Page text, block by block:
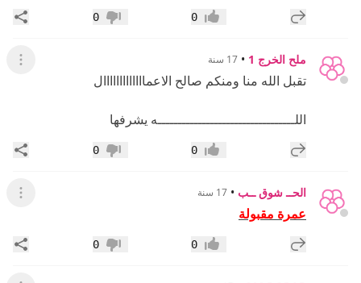
إضافة رد جديد إعجاب0 عدم إعجاب
0
ملح الخرج 1 • 17 سنة عرض
تقبل الله منا ومنكم صالح الاعمااااااااااااال
اللــــــــــــــــــــــــــــــــــه يشرفها
إضافة رد جديد إعجاب0 عدم إعجاب
0
الحــ شوق ــب • 17 سنة عرض
عمرة مقبولة
إضافة رد جديد إعجاب0 عدم إعجاب
0